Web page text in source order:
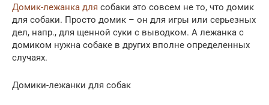
Домик-лежанка для собаки это совсем не то, что домик
для собаки. Просто домик – он для игры или серьезных
дел, напр., для щенной суки с выводком. А лежанка с
домиком нужна собаке в других вполне определенных
случаях.
Домики-лежанки для собак